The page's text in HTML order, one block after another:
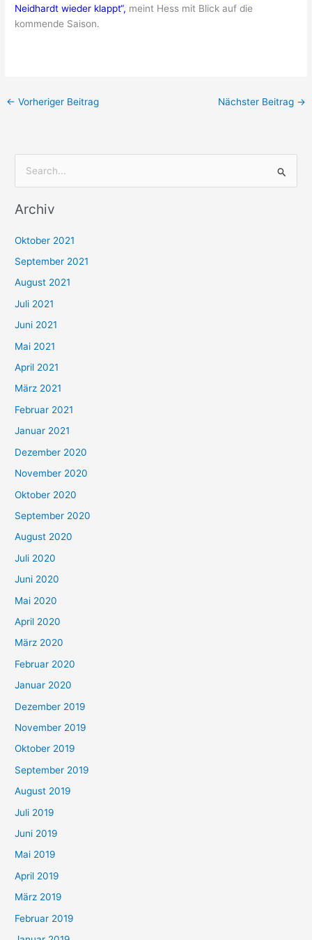
Neidhardt wieder klappt“, meint Hess mit Blick auf die
kommende Saison.
← Vorheriger Beitrag Nächster Beitrag →
c
n
n
a
c
h
:
Archiv
Oktober 2021
September 2021
August 2021
Juli 2021
Juni 2021
Mai 2021
April 2021
März 2021
Februar 2021
Januar 2021
Dezember 2020
November 2020
Oktober 2020
September 2020
August 2020
Juli 2020
Juni 2020
Mai 2020
April 2020
März 2020
Februar 2020
Januar 2020
Dezember 2019
November 2019
Oktober 2019
September 2019
August 2019
Juli 2019
Juni 2019
Mai 2019
April 2019
März 2019
Februar 2019